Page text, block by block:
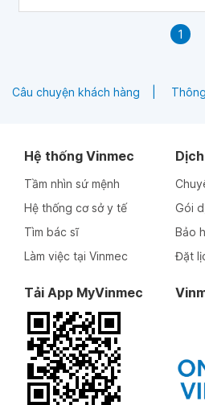
1
Câu chuyện khách hàng
Hệ thống Vinmec
Tầm nhìn sứ mệnh
Hệ thống cơ sở y tế
Tìm bác sĩ
Làm việc tại Vinmec
Gói
Bảo
Đặt
Tải App MyVinmec